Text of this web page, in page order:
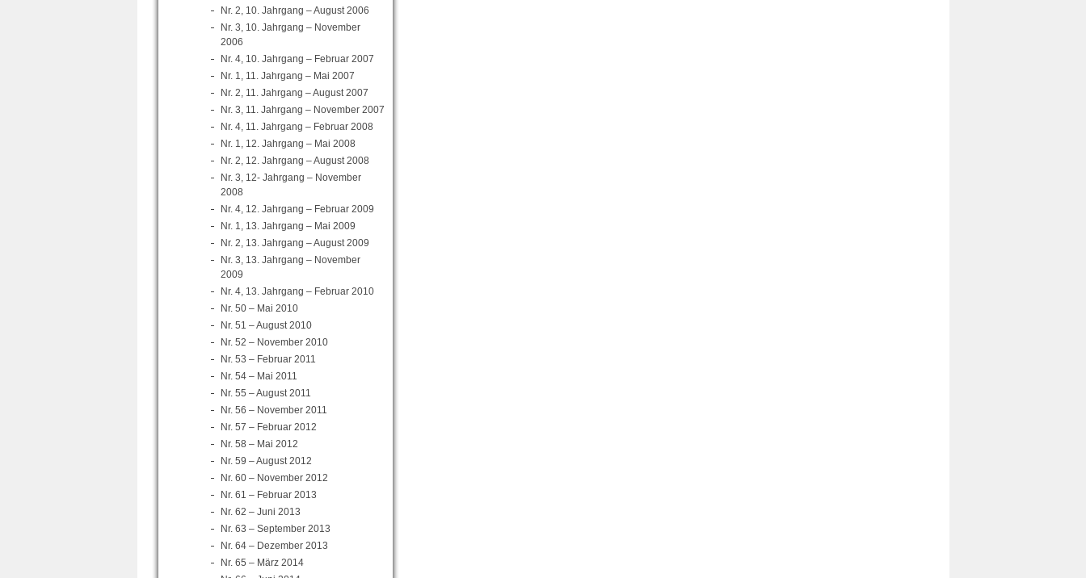
Nr. 2, 10. Jahrgang – August 2006
Nr. 3, 10. Jahrgang – November
2006
Nr. 4, 10. Jahrgang – Februar 2007
Nr. 1, 11. Jahrgang – Mai 2007
Nr. 2, 11. Jahrgang – August 2007
Nr. 3, 11. Jahrgang – November 2007
Nr. 4, 11. Jahrgang – Februar 2008
Nr. 1, 12. Jahrgang – Mai 2008
Nr. 2, 12. Jahrgang – August 2008
Nr. 3, 12- Jahrgang – November
2008
Nr. 4, 12. Jahrgang – Februar 2009
Nr. 1, 13. Jahrgang – Mai 2009
Nr. 2, 13. Jahrgang – August 2009
Nr. 3, 13. Jahrgang – November
2009
Nr. 4, 13. Jahrgang – Februar 2010
Nr. 50 – Mai 2010
Nr. 51 – August 2010
Nr. 52 – November 2010
Nr. 53 – Februar 2011
Nr. 54 – Mai 2011
Nr. 55 – August 2011
Nr. 56 – November 2011
Nr. 57 – Februar 2012
Nr. 58 – Mai 2012
Nr. 59 – August 2012
Nr. 60 – November 2012
Nr. 61 – Februar 2013
Nr. 62 – Juni 2013
Nr. 63 – September 2013
Nr. 64 – Dezember 2013
Nr. 65 – März 2014